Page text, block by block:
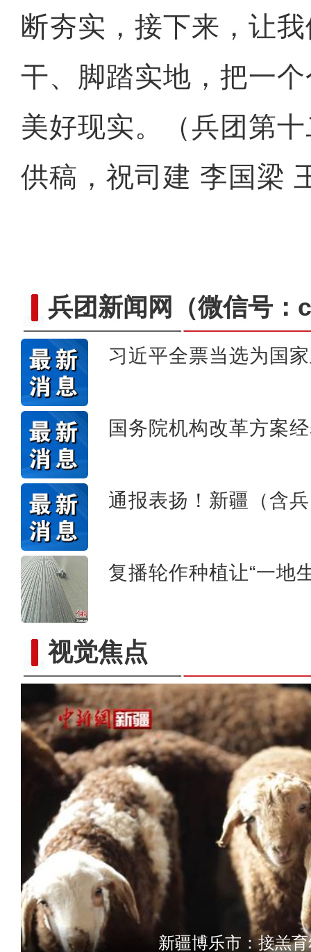
断夯实，接下来，让
干、脚踏实地，把一
美好现实。（兵团第
供稿，祝司建 李国梁
兵团新闻网 （微信号
习近平全票当选为国
国务院机构改革方案
通报表扬！新疆（含
复播轮作种植让“一地
视觉焦点新疆乌什县：菌棒生产忙
新疆博乐市：接羔